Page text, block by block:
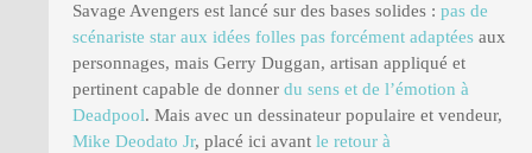
Savage Avengers est lancé sur des bases solides : pas de
scénariste star aux idées folles pas forcément adaptées aux
personnages, mais Gerry Duggan, artisan appliqué et
pertinent capable de donner du sens et de l’émotion à
Deadpool. Mais avec un dessinateur populaire et vendeur,
Mike Deodato Jr, placé ici avant le retour à